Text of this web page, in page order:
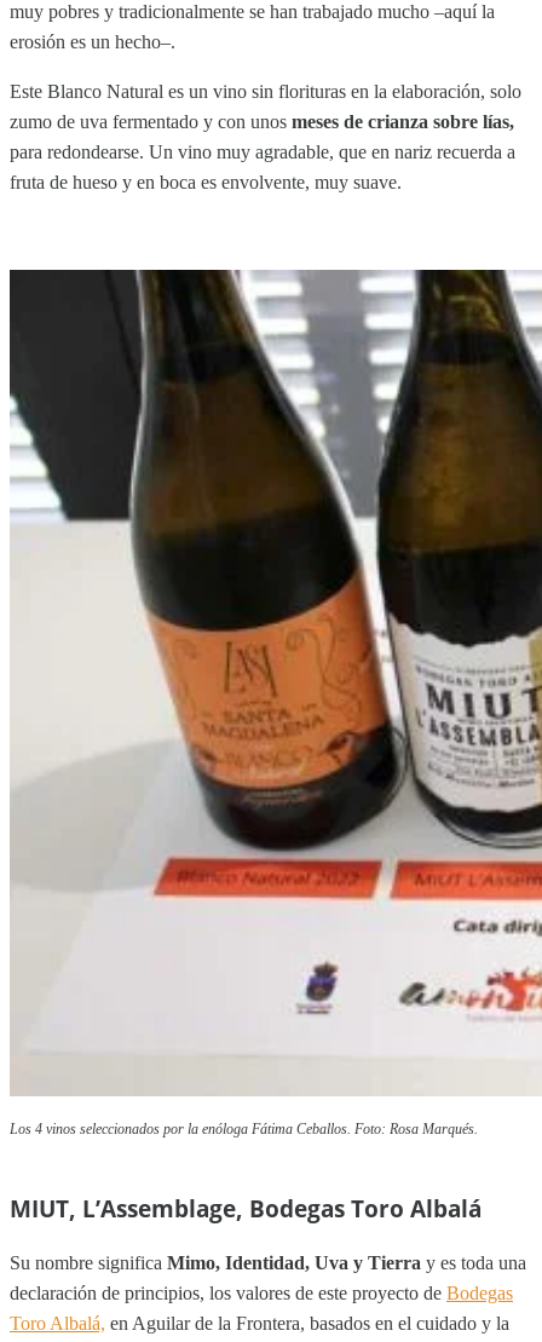
muy pobres y tradicionalmente se han trabajado mucho –aquí la
erosión es un hecho–.
Este Blanco Natural es un vino sin florituras en la elaboración, solo
zumo de uva fermentado y con unos meses de crianza sobre lías,
para redondearse. Un vino muy agradable, que en nariz recuerda a
fruta de hueso y en boca es envolvente, muy suave.
Los 4 vinos seleccionados por la enóloga Fátima Ceballos. Foto: Rosa Marqués.
MIUT, L’Assemblage, Bodegas Toro Albalá
Su nombre significa Mimo, Identidad, Uva y Tierra y es toda una
declaración de principios, los valores de este proyecto de Bodegas
Toro Albalá, en Aguilar de la Frontera, basados en el cuidado y la